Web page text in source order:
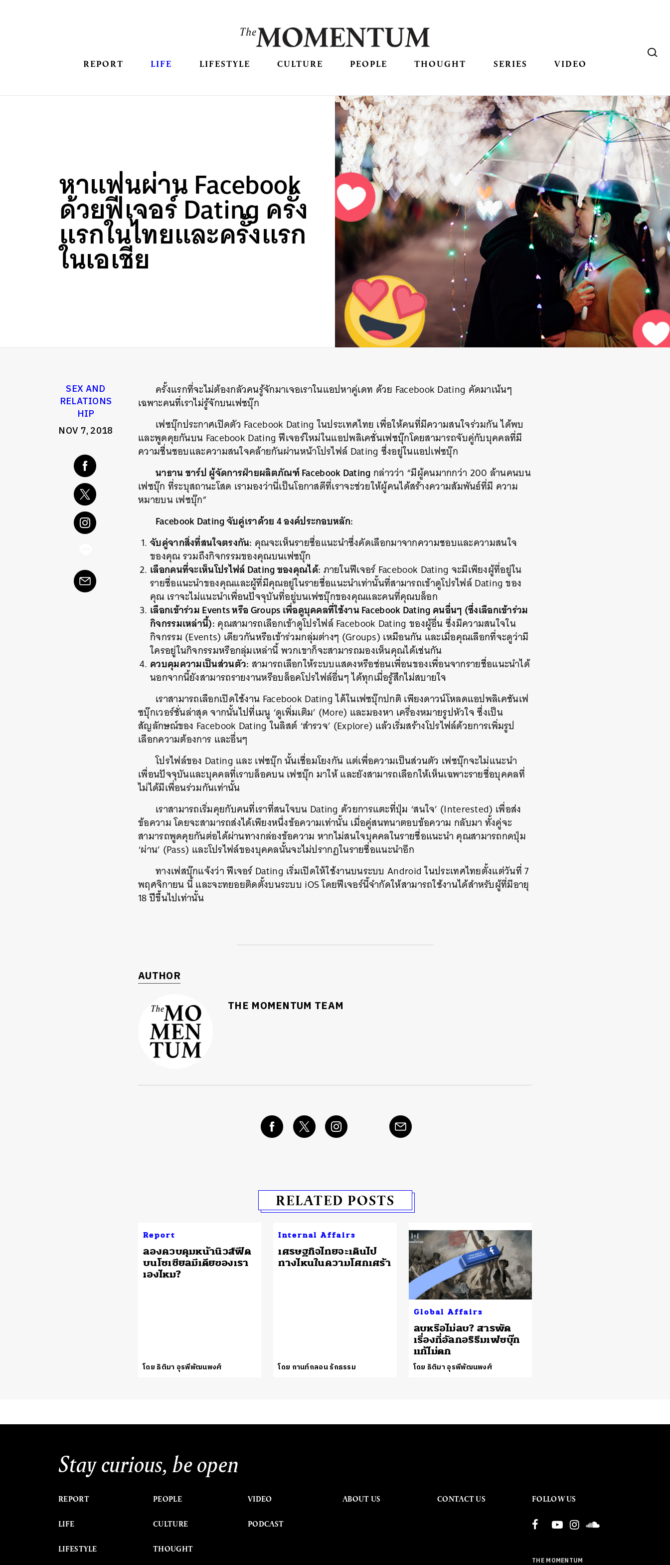
REPORT LIFE LIFESTYLE CULTURE PEOPLE THOUGHT SERIES VIDEO
หาแฟนผ่าน Facebook
ด้วยฟีเจอร์ Dating ครั้ง
แรกในไทยและครั้งแรก
ในเอเชีย
SEX AND
RELATIONS
HIP
NOV 7, 2018
ครั้งแรกที่จะไม่ต้องกลัวคนรู้จักมาเจอเราในแอปหาคู่เดท ด้วย Facebook Dating คัดมาเน้นๆ
เฉพาะคนที่เราไม่รู้จักบนเฟซบุ๊ก
เฟซบุ๊กประกาศเปิดตัว Facebook Dating ในประเทศไทย เพื่อให้คนที่มีความสนใจร่วมกัน ได้พบ
และพูดคุยกันบน Facebook Dating ฟีเจอร์ใหม่ในแอปพลิเคชั่นเฟซบุ๊กโดยสามารถจับคู่กับบุคคลที่มี
ความชื่นชอบและความสนใจคล้ายกันผ่านหน้าโปรไฟล์ Dating ซึ่งอยู่ในแอปเฟซบุ๊ก
นาธาน ชาร์ป ผู้จัดการฝ่ายผลิตภัณฑ์ Facebook Datingกล่าวว่า “มีผู้คนมากกว่า 200 ล้านคนบน
เฟซบุ๊ก ที่ระบุสถานะโสด เรามองว่านี่เป็นโอกาสดีที่เราจะช่วยให้ผู้คนได้สร้างความสัมพันธ์ที่มี ความ
หมายบน เฟซบุ๊ก”
Facebook Dating จับคู่เราด้วย 4 องค์ประกอบหลัก:
จับคู่จากสิ่งที่สนใจตรงกัน: คุณจะเห็นรายชื่อแนะนำซึ่งคัดเลือกมาจากความชอบและความสนใจ
ของคุณ รวมถึงกิจกรรมของคุณบนเฟซบุ๊ก
เลือกคนที่จะเห็นโปรไฟล์ Dating ของคุณได้: ภายในฟีเจอร์ Facebook Dating จะมีเพียงผู้ที่อยู่ใน
รายชื่อแนะนำของคุณและผู้ที่มีคุณอยู่ในรายชื่อแนะนำเท่านั้นที่สามารถเข้าดูโปรไฟล์ Dating ของ
คุณ เราจะไม่แนะนำเพื่อนปัจจุบันที่อยู่บนเฟซบุ๊กของคุณและคนที่คุณบล็อก
เลือกเข้าร่วม Events หรือ Groups เพื่อดูบุคคลที่ใช้งาน Facebook Dating คนอื่นๆ (ซึ่งเลือกเข้าร่วม
กิจกรรมเหล่านี้): คุณสามารถเลือกเข้าดูโปรไฟล์ Facebook Dating ของผู้อื่น ซึ่งมีความสนใจใน
กิจกรรม (Events) เดียวกันหรือเข้าร่วมกลุ่มต่างๆ (Groups) เหมือนกัน และเมื่อคุณเลือกที่จะดูว่ามี
ใครอยู่ในกิจกรรมหรือกลุ่มเหล่านี้ พวกเขาก็จะสามารถมองเห็นคุณได้เช่นกัน
ควบคุมความเป็นส่วนตัว: สามารถเลือกให้ระบบแสดงหรือซ่อนเพื่อนของเพื่อนจากรายชื่อแนะนำได้
นอกจากนี้ยังสามารถรายงานหรือบล็อคโปรไฟล์อื่นๆ ได้ทุกเมื่อรู้สึกไม่สบายใจ
เราสามารถเลือกเปิดใช้งาน Facebook Dating ได้ในเฟซบุ๊กปกติ เพียงดาวน์โหลดแอปพลิเคชันเฟ
ซบุ๊กเวอร์ชั่นล่าสุด จากนั้นไปที่เมนู ‘ดูเพิ่มเติม’ (More) และมองหา เครื่องหมายรูปหัวใจ ซึ่งเป็น
สัญลักษณ์ของ Facebook Dating ในลิสต์ ‘สำรวจ’ (Explore) แล้วเริ่มสร้างโปรไฟล์ด้วยการเพิ่มรูป
เลือกความต้องการ และอื่นๆ
โปรไฟล์ของ Dating และ เฟซบุ๊ก นั้นเชื่อมโยงกัน แต่เพื่อความเป็นส่วนตัว เฟซบุ๊กจะไม่แนะนำ
เพื่อนปัจจุบันและบุคคลที่เราบล็อคบน เฟซบุ๊ก มาให้ และยังสามารถเลือกให้เห็นเฉพาะรายชื่อบุคคลที่
ไม่ได้มีเพื่อนร่วมกันเท่านั้น
เราสามารถเริ่มคุยกับคนที่เราที่สนใจบน Dating ด้วยการแตะที่ปุ่ม ‘สนใจ’ (Interested) เพื่อส่ง
ข้อความ โดยจะสามารถส่งได้เพียงหนึ่งข้อความเท่านั้น เมื่อคู่สนทนาตอบข้อความ กลับมา ทั้งคู่จะ
สามารถพูดคุยกันต่อได้ผ่านทางกล่องข้อความ หากไม่สนใจบุคคลในรายชื่อแนะนำ คุณสามารถกดปุ่ม
‘ผ่าน’ (Pass) และโปรไฟล์ของบุคคลนั้นจะไม่ปรากฏในรายชื่อแนะนำอีก
ทางเฟสบุ๊กแจ้งว่า ฟีเจอร์ Dating เริ่มเปิดให้ใช้งานบนระบบ Android ในประเทศไทยตั้งแต่วันที่ 7
พฤศจิกายน นี้ และจะทยอยติดตั้งบนระบบ iOS โดยฟีเจอร์นี้จำกัดให้สามารถใช้งานได้สำหรับผู้ที่มีอายุ
18 ปีขึ้นไปเท่านั้น
AUTHOR
THE MOMENTUM TEAM
RELATED POSTS
Report
ลองควบคุมหน้านิวส์ฟีด
บนโซเชียลมีเดียของเรา
เองไหม?
โดย ธิติมา อุรพีพัฒนพงศ์
Internal Affairs
เศรษฐกิจไทยจะเดินไป
ทางไหนในความโศกเศร้า
โดย กานท์กลอน รักธรรม
Global Affairs
ลบหรือไม่ลบ? สารพัด
เรื่องที่อัลกอริธึมเฟซบุ๊ก
แก้ไม่ตก
โดย ธิติมา อุรพีพัฒนพงศ์
Stay curious, be open
REPORT
LIFE
LIFESTYLE
PEOPLE
CULTURE
THOUGHT
VIDEO
PODCAST
ABOUT US CONTACT US FOLLOW US
THE MOMENTUM
ค้นหา
SHARE TWEET LINE EMAIL